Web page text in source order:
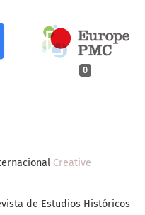
0
Creative
de Estudios Históricos